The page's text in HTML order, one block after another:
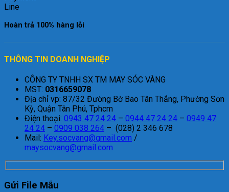
Hoàn trả 100% hàng lỗi
THÔNG TIN DOANH NGHIỆP
CÔNG TY TNHH SX TM MAY SÓC VÀNG
MST: 0316659078
Địa chỉ vp: 87/32 Đường Bờ Bao Tân Thắng, Phường Sơn
Kỳ, Quận Tân Phú, Tphcm
Điện thoại: 0943 47 24 24 – 0944 47 24 24 – 0949 47
24 24 – 0909 038 264 – (028) 2 346 678
Mail: Key.socvang@gmail.com /
maysocvang@gmail.com
Gửi File Mẫu